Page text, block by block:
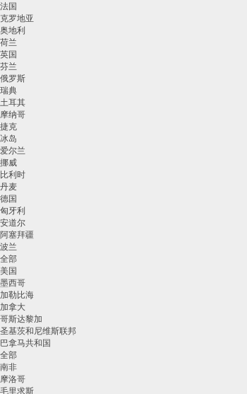
法国
克罗地亚
奥地利
荷兰
英国
芬兰
俄罗斯
瑞典
土耳其
摩纳哥
捷克
冰岛
爱尔兰
挪威
比利时
丹麦
德国
匈牙利
安道尔
阿塞拜疆
波兰
全部
美国
墨西哥
加勒比海
加拿大
哥斯达黎加
圣基茨和尼维斯联邦
巴拿马共和国
全部
南非
摩洛哥
毛里求斯